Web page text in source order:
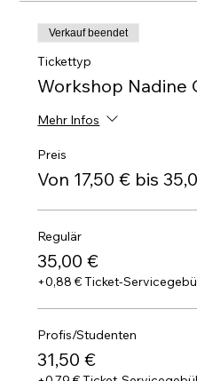
Verkauf beendet
Tickettyp
Workshop Nadine
Mehr Infos
Preis
Von 17,50 € bis
Regulär
35,00 €
+0,88 € Ticket-
Profis/Studenten
31,50 €